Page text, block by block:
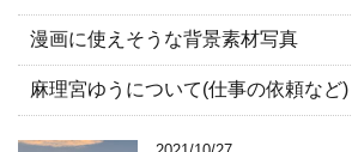
漫画に使えそうな背景素材写真
麻理宮ゆうについて(仕事の依頼など)